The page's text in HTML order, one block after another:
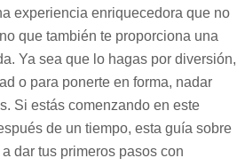
experiencia enriquecedora que no
que también te proporciona una
Ya sea que lo hagas por diversión,
o para ponerte en forma, nadar
Si estás comenzando en este
de un tiempo, esta guía sobre
dar tus primeros pasos con